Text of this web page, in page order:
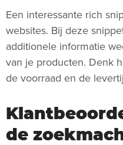
Een interessante rich
websites. Bij deze
additionele informatie
van je producten. Denk
de voorraad en de
de